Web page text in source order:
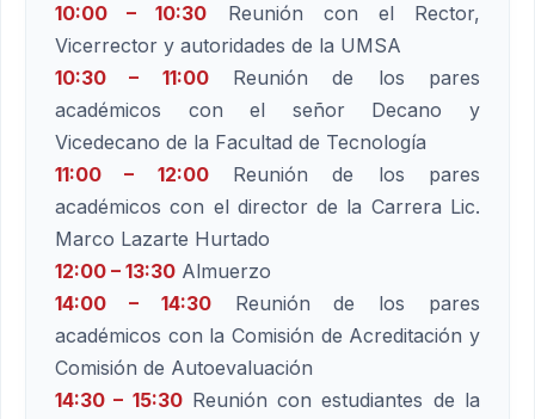
10:00 – 10:30 Reunión con el Rector,
Vicerrector y autoridades de la UMSA
10:30 – 11:00Reunión de los pares
académicos con el señor Decano y
Vicedecano de la Facultad de Tecnología
11:00 – 12:00Reunión de los pares
académicos con el director de la Carrera Lic.
Marco Lazarte Hurtado
12:00 – 13:30 Almuerzo
14:00 – 14:30Reunión de los pares
académicos con la Comisión de Acreditación y
Comisión de Autoevaluación
14:30 – 15:30Reunión con estudiantes de la